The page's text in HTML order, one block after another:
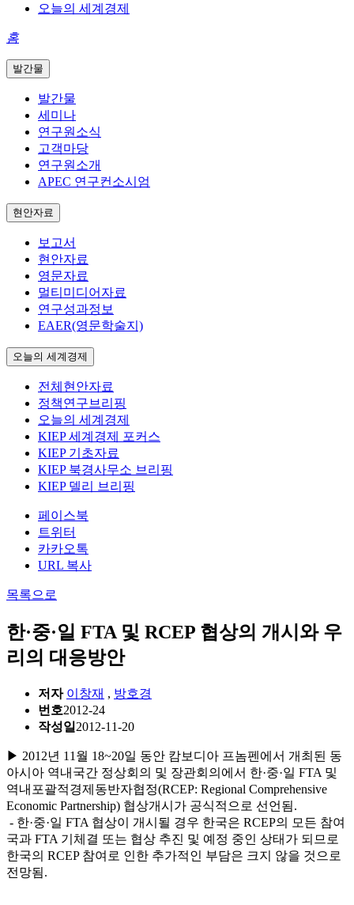
오늘의 세계경제
홈
발간물
발간물
세미나
연구원소식
고객마당
연구원소개
APEC 연구컨소시엄
현안자료
보고서
현안자료
영문자료
멀티미디어자료
연구성과정보
EAER(영문학술지)
오늘의 세계경제
전체현안자료
정책연구브리핑
오늘의 세계경제
KIEP 세계경제 포커스
KIEP 기초자료
KIEP 북경사무소 브리핑
KIEP 델리 브리핑
페이스북
트위터
카카오톡
URL 복사
목록으로
한·중·일 FTA 및 RCEP 협상의 개시와 우
리의 대응방안
저자 이창재 , 방호경
번호2012-24
작성일 2012-11-20
▶ 2012년 11월 18~20일 동안 캄보디아 프놈펜에서 개최된 동
아시아 역내국간 정상회의 및 장관회의에서 한·중·일 FTA 및
역내포괄적경제동반자협정(RCEP: Regional Comprehensive
Economic Partnership) 협상개시가 공식적으로 선언됨.
- 한·중·일 FTA 협상이 개시될 경우 한국은 RCEP의 모든 참여
국과 FTA 기체결 또는 협상 추진 및 예정 중인 상태가 되므로
한국의 RCEP 참여로 인한 추가적인 부담은 크지 않을 것으로
전망됨.